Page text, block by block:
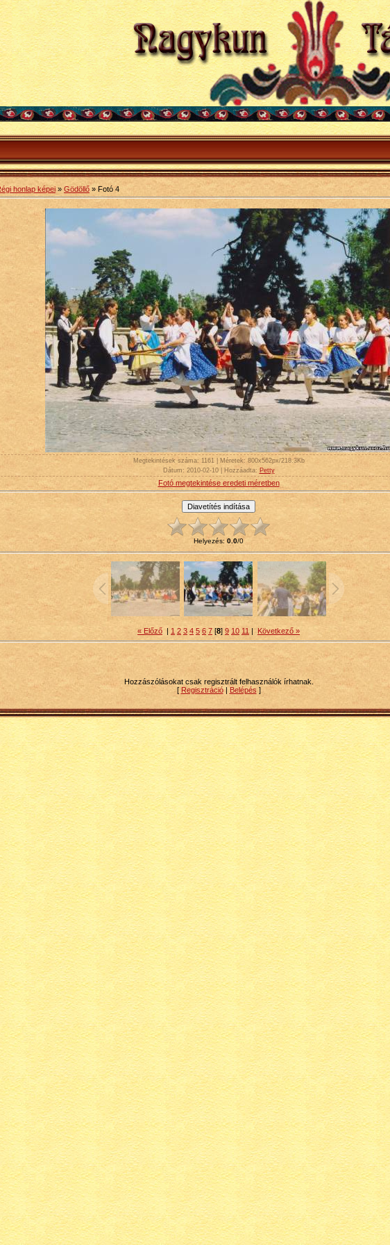
honlap képei » Gödöllő » Fotó 4
Megtekintések száma: 1161 | Méretek: 800x562px/218.3Kb
Dátum: 2010-02-10 | Hozzáadta: Petty
Fotó megtekintése eredeti méretben
Helyezés: 0.0/0
« Előző | 1 2 3 4 5 6 7 [8] 9 10 11 | Következő »
Hozzászólásokat csak regisztrált felhasználók írhatnak.
[ Regisztráció| Belépés ]